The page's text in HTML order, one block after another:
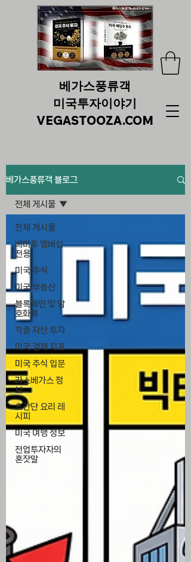
베가스풍류객
미국투자이야기
VEGASTOOZA.COM
베가스풍류객 블로그
전체 게시물
베미투 멤버십
전용
미국 주식
미국 부동산
블록체인 및 암
호화폐
각종 자산 투자
미국 경제 지표
미국 주식 입문
라스베가스 정
보
초간단 요리 레
시피
미국 여행 정보
전업투자자의
혼잣말
전체 게시물